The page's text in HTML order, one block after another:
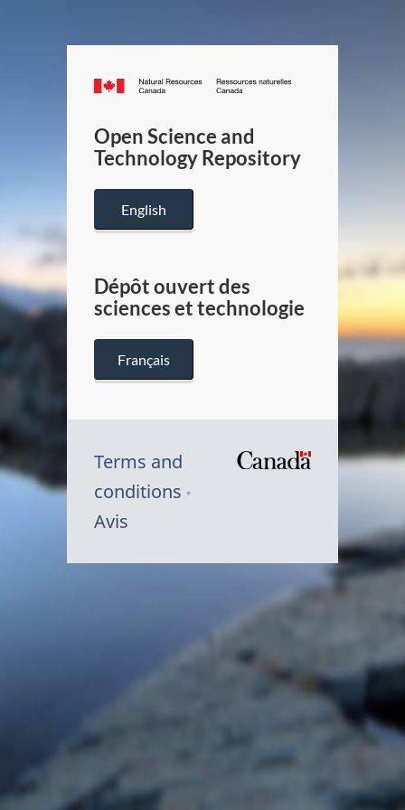
Canada.ca
/
Canada
Open Science and
Technology Repository
English
Dépôt ouvert des
sciences et technologie
Français
Terms and
conditions
Avis
du